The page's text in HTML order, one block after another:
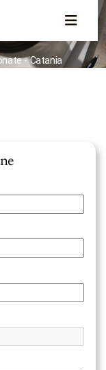
- Catania